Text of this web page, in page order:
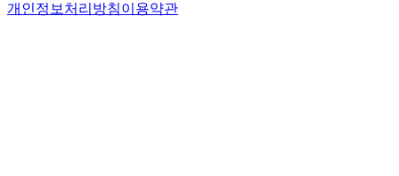
개인정보처리방침이용약관